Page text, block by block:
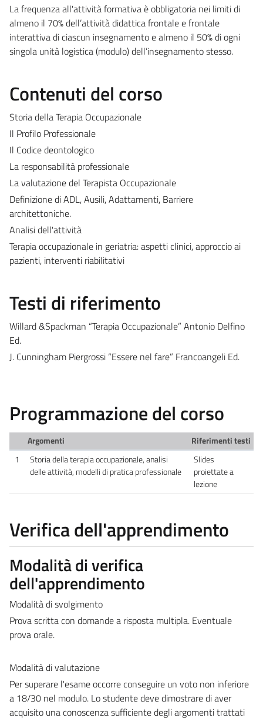
La frequenza all'attività formativa è obbligatoria nei limiti di
almeno il 70% dell’attività didattica frontale e frontale
interattiva di ciascun insegnamento e almeno il 50% di ogni
singola unità logistica (modulo) dell’insegnamento stesso.
Contenuti del corso
Storia della Terapia Occupazionale
Il Profilo Professionale
Il Codice deontologico
La responsabilità professionale
La valutazione del Terapista Occupazionale
Definizione di ADL, Ausili, Adattamenti, Barriere
architettoniche.
Analisi dell'attività
Terapia occupazionale in geriatria: aspetti clinici, approccio ai
pazienti, interventi riabilitativi
Testi di riferimento
Willard &Spackman “Terapia Occupazionale” Antonio Delfino
Ed.
J. Cunningham Piergrossi “Essere nel fare” Francoangeli Ed.
Programmazione del corso
Argomenti
Riferimenti testi
1
Storia della terapia occupazionale, analisi
delle attività, modelli di pratica professionale
Slides
proiettate a
lezione
Verifica dell'apprendimento
Modalità di verifica
dell'apprendimento
Modalità di svolgimento
Prova scritta con domande a risposta multipla. Eventuale
prova orale.
Modalità di valutazione
Per superare l'esame occorre conseguire un voto non inferiore
a 18/30 nel modulo. Lo studente deve dimostrare di aver
acquisito una conoscenza sufficiente degli argomenti trattati